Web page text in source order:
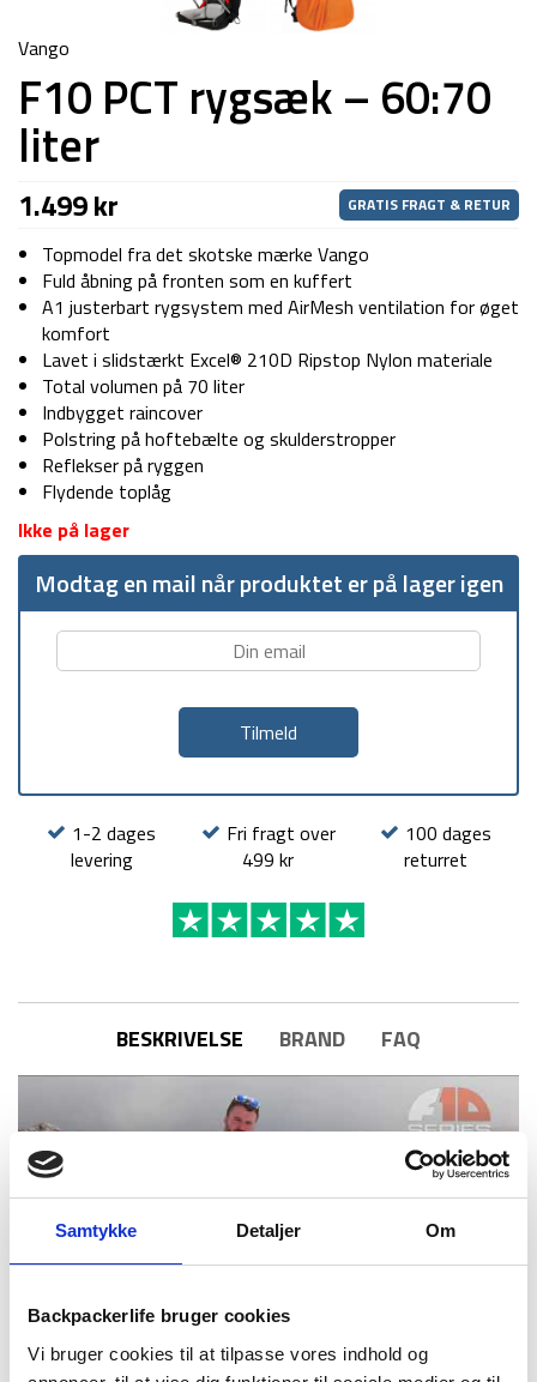
Samtykke Detaljer Om
Backpackerlife bruger cookies
Vi bruger cookies til at tilpasse vores indhold og
Vango
F10 PCT rygsæk – 60:70
liter
1.499kr GRATIS FRAGT & RETUR
Topmodel fra det skotske mærke Vango
Fuld åbning på fronten som en kuffert
A1 justerbart rygsystem med AirMesh ventilation for øget
komfort
Lavet i slidstærkt Excel® 210D Ripstop Nylon materiale
Total volumen på 70 liter
Indbygget raincover
Polstring på hoftebælte og skulderstropper
Reflekser på ryggen
Flydende toplåg
Ikke på lager
Modtag en mail når produktet er på lager igen
1-2 dages
levering
Fri fragt over
499 kr
100 dages
returret
BESKRIVELSE BRAND FAQ
Denne rygsæk fra skotske Vango med modelnavnet F10 PCT